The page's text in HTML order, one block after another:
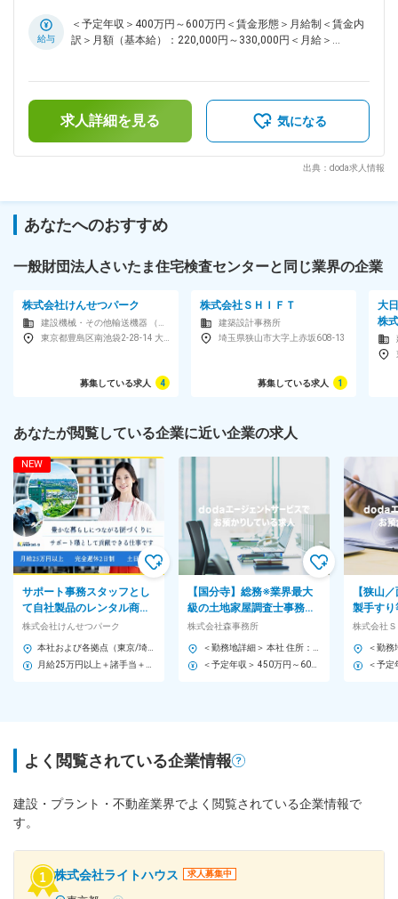
野で活躍しています。 変更の範囲：会社の定める業務
（3）顧客へ不明点等の確認や修正の依頼 （4）終了後、上司
のダブルチェック （5）「確認済証」などの合格証を発行し完
とりするのも、１日のうちの主な仕事となります。 ■組織構
成： 同ポジションの担当者は、所沢事務所が3名、その他の事
務所は10名ほど在籍しております。 法人全体の職員数は約
くゆくは建築士や建築基準適合判定員の資格取得も目指せ、管
る資格学校費用として100万補助！資格取得後3年勤続いただ
砦です。責任と同時にやりがいを感じることができます。住宅
はもちろん、幅広い様々な物件に携われます ・土日祝休の完
すい環境のため、プライベートを重視した働き方が可能です。
残業は平均25H程度ですが、子育て中の方も活躍しており、定
時退社ももちろん可能です。 ・転勤なし！異動が発生する場
手企業から安定して依頼を受けており、財団法人なので潰れる
こともなく、長期就業可◎福利厚生も充実！ ・中途入社者の
給与
＜予定年収＞400万円～600万円＜賃金形態＞月給制＜賃金内
訳＞月額（基本給）：220,000円～330,000円＜月給＞
定手当を含めた表記です。
求人詳細を見る 気になる
出典：doda求人情報
あなたへのおすすめ
一般財団法人さいたま住宅検査センターと同じ業界の企業
株式会社けんせつパーク
募集している求人 4
株式会社ＳＨＩＦＴ
建築設計事務所
埼玉県狭山市大字上赤坂608-13
募集している求人 1
大
株
あなたが閲覧している企業に近い企業の求人
NEW
サポート事務スタッフとし
て自社製品のレンタル商品
の受付～手配～返却などの
事務サポートをお任せしま
す
株式会社けんせつパーク
【国分寺】総務※業界最大
級の土地家屋調査士事務所
／年休128日／退職金あり
株式会社森事務所
【狭山
製手す
歓迎◆残
制度あ
制
株式会社
よく閲覧されている企業情報
建設・プラント・不動産業界でよく閲覧されている企業情報で
す。
株式会社ライトハウス 求人募集中